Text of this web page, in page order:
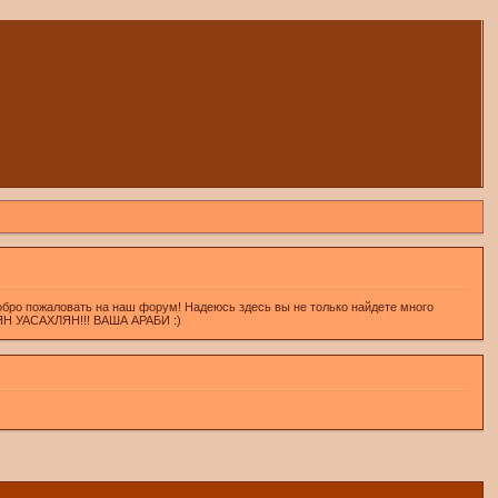
пожаловать на наш форум! Надеюсь здесь вы не только найдете много
УАСАХЛЯН!!! ВАША АРАБИ :)